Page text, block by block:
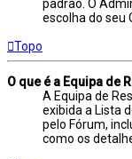
padrão. O
escolha do seu
Topo
O que é a Equipa de
A Equipa de
exibida a Lista
pelo Fórum,
como os